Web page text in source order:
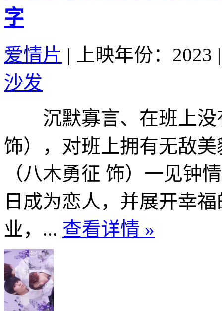
字
爱情片 | 上映年份：2023 |
沙发
沉默寡言、在班上没
饰），对班上拥有无敌
（八木勇征 饰）一见钟
日成为恋人，并展开幸
业，... 查看详情 »